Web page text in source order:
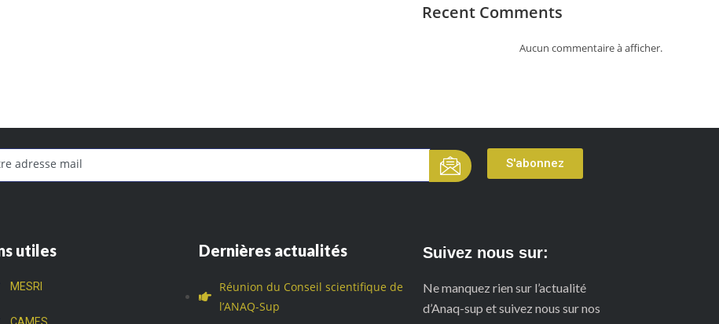
Recent Comments
Aucun commentaire à afficher.
S'abonnez
utiles
MESRI
Dernières actualités
Réunion du Conseil scientifique de
l’ANAQ-Sup
Suivez nous sur:
Ne manquez rien sur l’actualité
d’Anaq-sup et suivez nous sur nos